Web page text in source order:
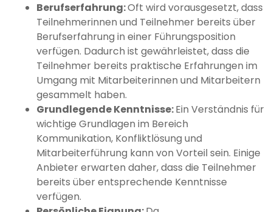
Berufserfahrung:Oft wird vorausgesetzt, dass
Teilnehmerinnen und Teilnehmer bereits über
Berufserfahrung in einer Führungsposition
verfügen. Dadurch ist gewährleistet, dass die
Teilnehmer bereits praktische Erfahrungen im
Umgang mit Mitarbeiterinnen und Mitarbeitern
gesammelt haben.
Grundlegende Kenntnisse:Ein Verständnis für
wichtige Grundlagen im Bereich
Kommunikation, Konfliktlösung und
Mitarbeiterführung kann von Vorteil sein. Einige
Anbieter erwarten daher, dass die Teilnehmer
bereits über entsprechende Kenntnisse
verfügen.